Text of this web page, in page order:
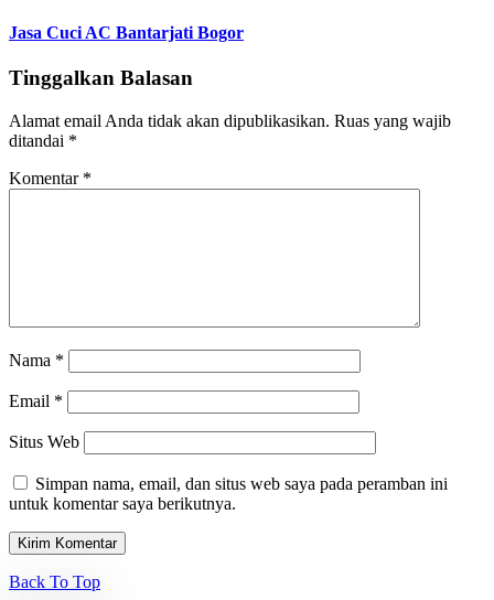
Jasa Cuci AC Bantarjati Bogor
Tinggalkan Balasan
Alamat email Anda tidak akan dipublikasikan. Ruas yang wajib
ditandai *
Komentar *
Nama *
Email *
Situs Web
Simpan nama, email, dan situs web saya pada peramban ini
untuk komentar saya berikutnya.
Back To Top